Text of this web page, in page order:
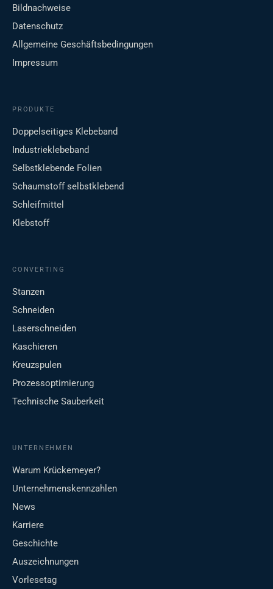
Bildnachweise
Datenschutz
Allgemeine Geschäftsbedingungen
Impressum
PRODUKTE
Doppelseitiges Klebeband
Industrieklebeband
Selbstklebende Folien
Schaumstoff selbstklebend
Schleifmittel
Klebstoff
CONVERTING
Stanzen
Schneiden
Laserschneiden
Kaschieren
Kreuzspulen
Prozessoptimierung
Technische Sauberkeit
UNTERNEHMEN
Warum Krückemeyer?
Unternehmenskennzahlen
News
Karriere
Geschichte
Auszeichnungen
Vorlesetag